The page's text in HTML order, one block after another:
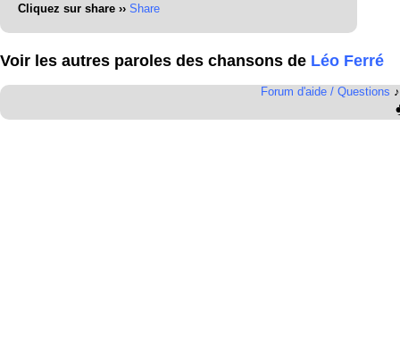
Cliquez sur share ›› Share
Voir les autres paroles des chansons de Léo Ferré
Forum d'aide / Questions